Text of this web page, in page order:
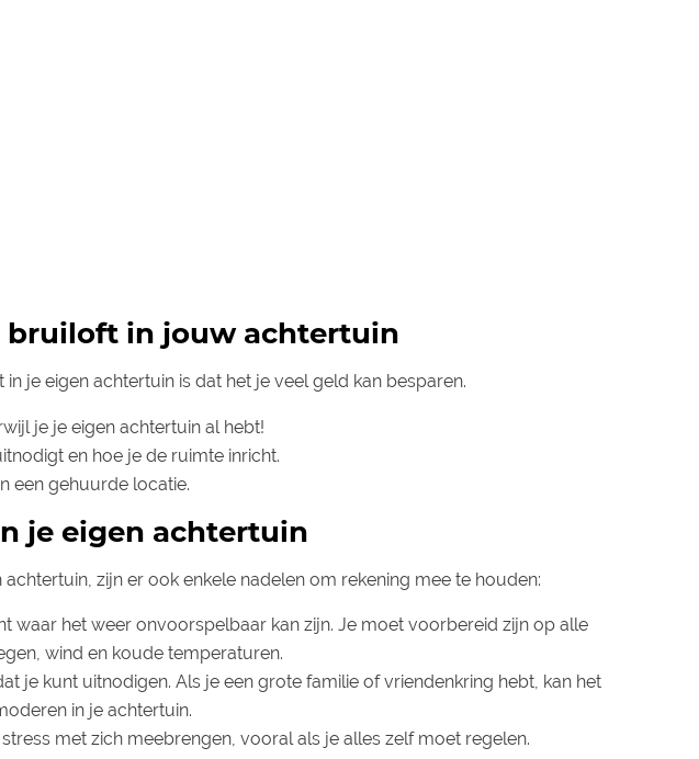
bruiloft in jouw achtertuin
je eigen achtertuin is dat het je veel geld kan besparen.
je je eigen achtertuin al hebt!
en hoe je de ruimte inricht.
een gehuurde locatie.
je eigen achtertuin
zijn er ook enkele nadelen om rekening mee te houden:
waar het weer onvoorspelbaar kan zijn. Je moet voorbereid zijn op alle
wind en koude temperaturen.
je kunt uitnodigen. Als je een grote familie of vriendenkring hebt, kan het
in je achtertuin.
met zich meebrengen, vooral als je alles zelf moet regelen.